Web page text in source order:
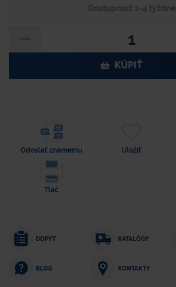
Dostupnosť 2-4 týždne
KÚPIŤ
Odoslať známemu Uložiť
Tlač
DOPYT KATALÓGY
BLOG KONTAKTY